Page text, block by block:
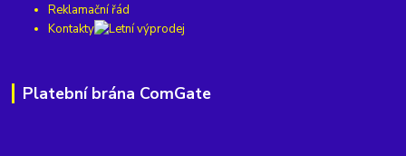
Reklamační řád
Kontakty
Platební brána ComGate